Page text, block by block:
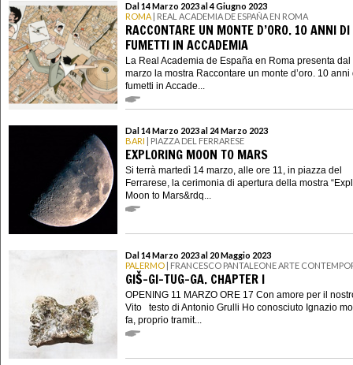
Dal 14 Marzo 2023 al 4 Giugno 2023
ROMA | REAL ACADEMIA DE ESPAÑA EN ROMA
RACCONTARE UN MONTE D’ORO. 10 ANNI DI
FUMETTI IN ACCADEMIA
La Real Academia de España en Roma presenta dal
marzo la mostra Raccontare un monte d’oro. 10 anni
fumetti in Accade...
Dal 14 Marzo 2023 al 24 Marzo 2023
BARI | PIAZZA DEL FERRARESE
EXPLORING MOON TO MARS
Si terrà martedì 14 marzo, alle ore 11, in piazza del
Ferrarese, la cerimonia di apertura della mostra
Moon to Mars&rdq...
Dal 14 Marzo 2023 al 20 Maggio 2023
PALERMO | FRANCESCO PANTALEONE ARTE
GIŠ-GI-TUG-GA. CHAPTER I
OPENING 11 MARZO ORE 17 Con amore per il
Vito testo di Antonio Grulli Ho conosciuto Ignazio
fa, proprio tramit...